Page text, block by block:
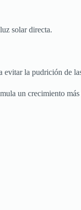
solar directa.
evitar la pudrición de
un crecimiento